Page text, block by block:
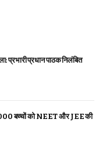
प्रभारी प्रधान पाठक निलंबित
बच्चों को NEET और JEE की